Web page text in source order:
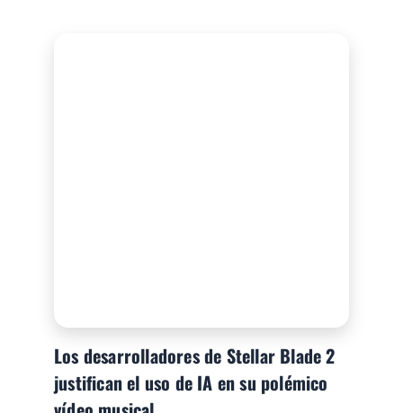
Los desarrolladores de Stellar Blade 2
justifican el uso de IA en su polémico